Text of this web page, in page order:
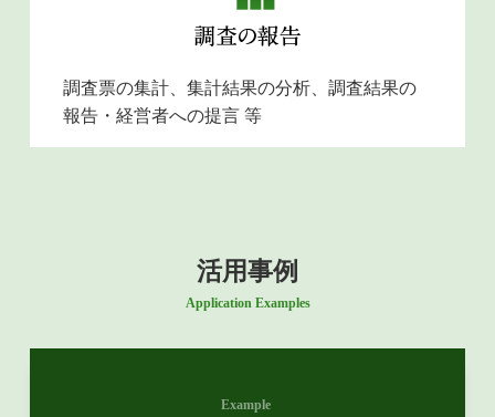
調査票の集計、集計結果の分析、調査結果の
報告・経営者への提言 等
活用事例
Application Examples
Example